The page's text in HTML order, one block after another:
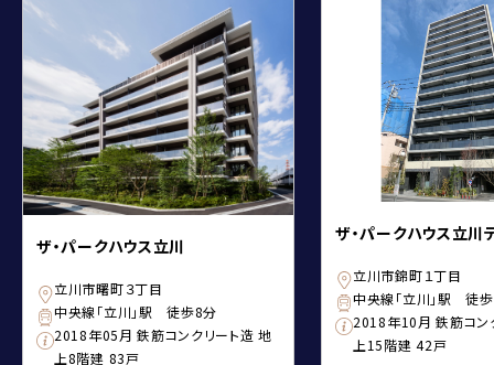
ザ・パークハウス立川
立川市曙町３丁目
中央線「立川」駅 徒歩8分
2018年05月 鉄筋コンクリート造 地
上8階建 83戸
ザ・パークハウス立川
立川市錦町１丁目
中央線「立川」駅 徒
2018年10月 鉄筋コン
上15階建 42戸